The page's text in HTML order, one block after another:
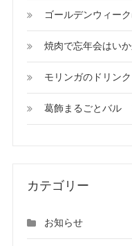
ゴールデンウィー
焼肉で忘年会はいか
モリンガのドリン
葛飾まるごとバル
カテゴリー
お知らせ